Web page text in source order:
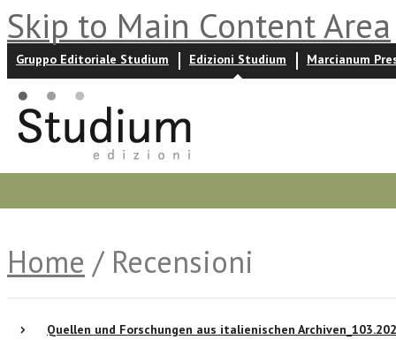
Skip to Main Content Area
Gruppo Editoriale Studium Edizioni Studium Marcianum
Home / Recensioni
Quellen und Forschungen aus italienischen